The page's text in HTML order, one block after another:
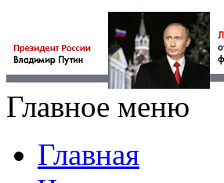
Главное меню
Главная